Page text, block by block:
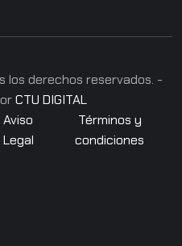
los derechos reservados. -
CTU DIGITAL
Aviso
Legal
Términos y
condiciones